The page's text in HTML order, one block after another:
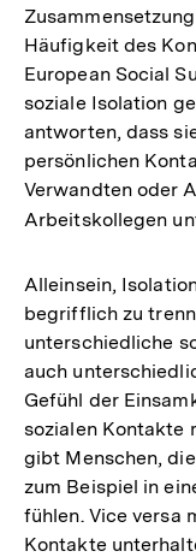
Häufigkeit des
European Social
soziale Isolation
antworten, dass
persönlichen
Verwandten oder
Arbeitskollegen
Alleinsein,
begrifflich zu
unterschiedliche
auch
Gefühl der
sozialen Kontakte
gibt Menschen,
zum Beispiel in
fühlen. Vice versa
Kontakte